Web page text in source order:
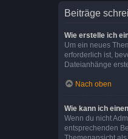
Beiträge
Wie erstelle ich
Um ein neues
erforderlich ist,
Dateianhänge
Nach oben
Wie kann ich
Wenn du nicht
entsprechenden